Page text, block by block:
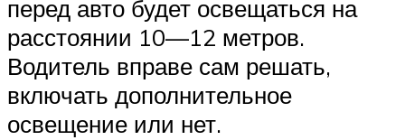
перед авто будет освещаться на
расстоянии 10—12 метров.
Водитель вправе сам решать,
включать дополнительное
освещение или нет.